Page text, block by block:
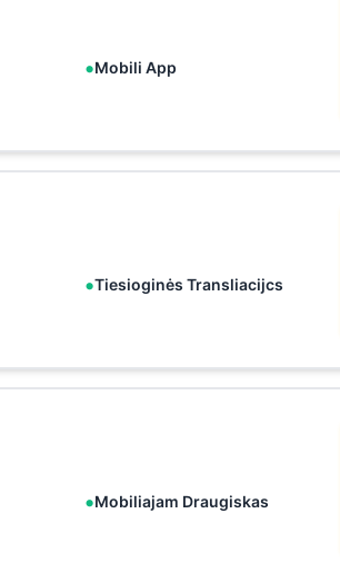
Mobili App
Tiesioginės Transliacijcs
Mobiliajam Draugiskas